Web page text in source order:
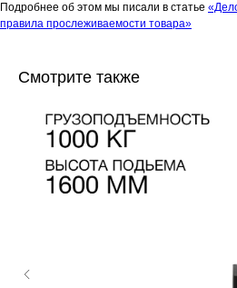
Подробнее об этом мы писали в статье
правила прослеживаемости товара»
Смотрите также